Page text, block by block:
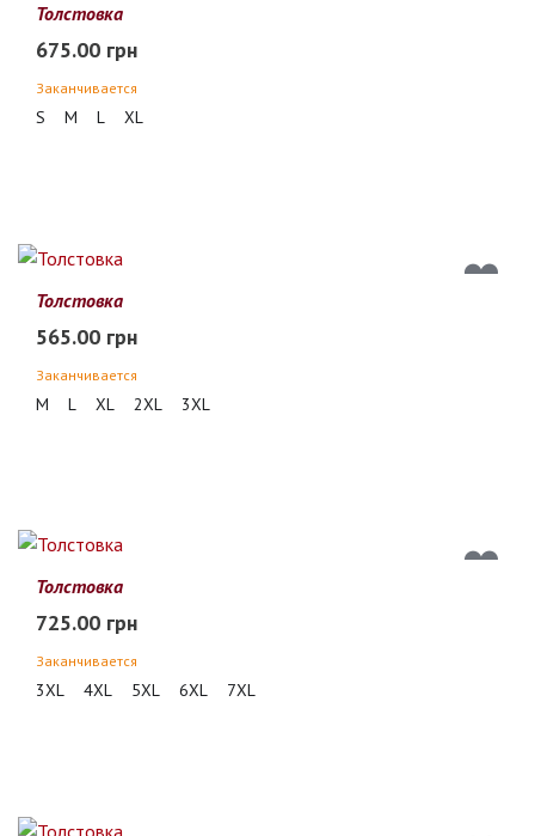
Толстовка
675.00 грн
Заканчивается
S M L XL
Толстовка
565.00 грн
Заканчивается
M L XL 2XL 3XL
Толстовка
725.00 грн
Заканчивается
3XL 4XL 5XL 6XL 7XL